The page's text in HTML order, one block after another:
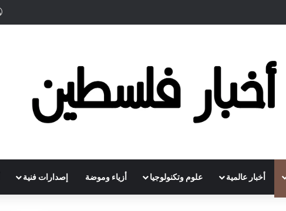
أخبار عالمية علوم وتكنولوجيا أزياء وموضة إصدارات فنية